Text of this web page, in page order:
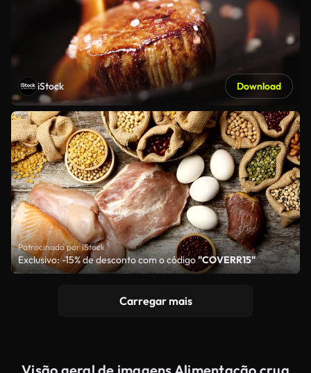
iStock Download
Patrocinado por iStock
Exclusivo: -15% de desconto com o código"COVERR15"
Carregar mais